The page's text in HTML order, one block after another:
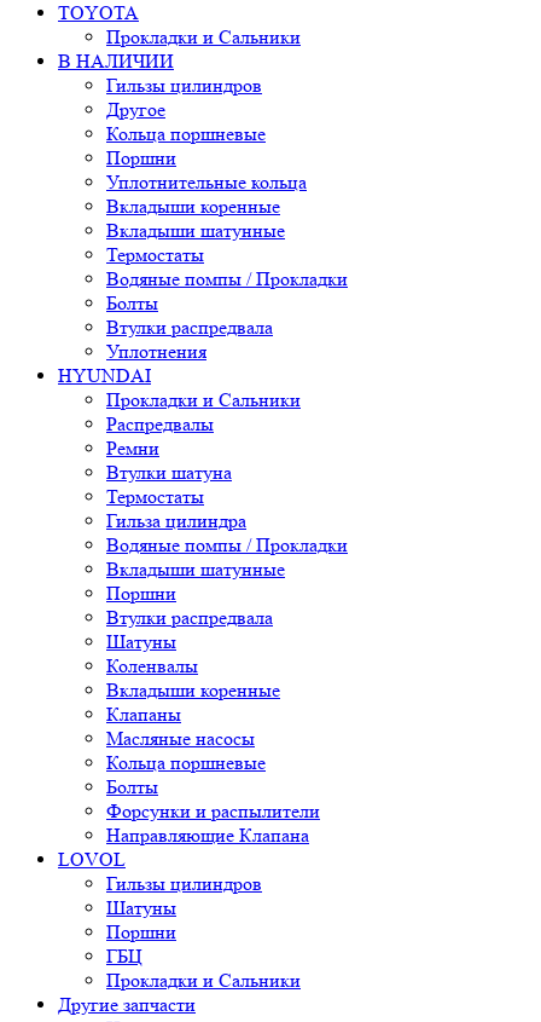
TOYOTA
Прокладки и Сальники
В НАЛИЧИИ
Гильзы цилиндров
Другое
Кольца поршневые
Поршни
Уплотнительные кольца
Вкладыши коренные
Вкладыши шатунные
Термостаты
Водяные помпы / Прокладки
Болты
Втулки распредвала
Уплотнения
HYUNDAI
Прокладки и Сальники
Распредвалы
Ремни
Втулки шатуна
Термостаты
Гильза цилиндра
Водяные помпы / Прокладки
Вкладыши шатунные
Поршни
Втулки распредвала
Шатуны
Коленвалы
Вкладыши коренные
Клапаны
Масляные насосы
Кольца поршневые
Болты
Форсунки и распылители
Направляющие Клапана
LOVOL
Гильзы цилиндров
Шатуны
Поршни
ГБЦ
Прокладки и Сальники
Другие запчасти